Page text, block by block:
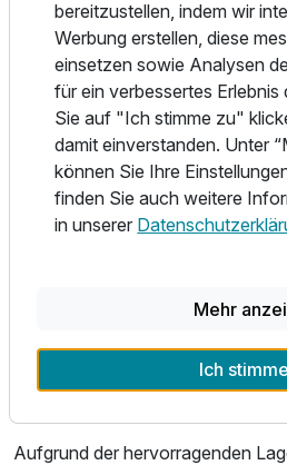
Für 7 Tage
Ihren Gaumen können Sie in
Restaurants verwöhnen lassen.
In unserem vielfältigem
unser spanischen Restaurant
internationale Speisen, während
traditionelle Harzer Gerichte
kein Problem. Aufgrund unserer
Restaurants ist es kein Problem,
Ein reichhaltiges und
erwartet Sie um in den Tag zu
Sie genau richtig zum Wandern,
einfach nur die Seele baumeln
Aufgrund der hervorragenden
bereitzustellen, indem wir
Werbung erstellen, diese
einsetzen sowie Analysen
für ein verbessertes
Sie auf "Ich stimme zu"
damit einverstanden. Unter
können Sie Ihre
finden Sie auch weitere
in unserer
Mehr
Ich